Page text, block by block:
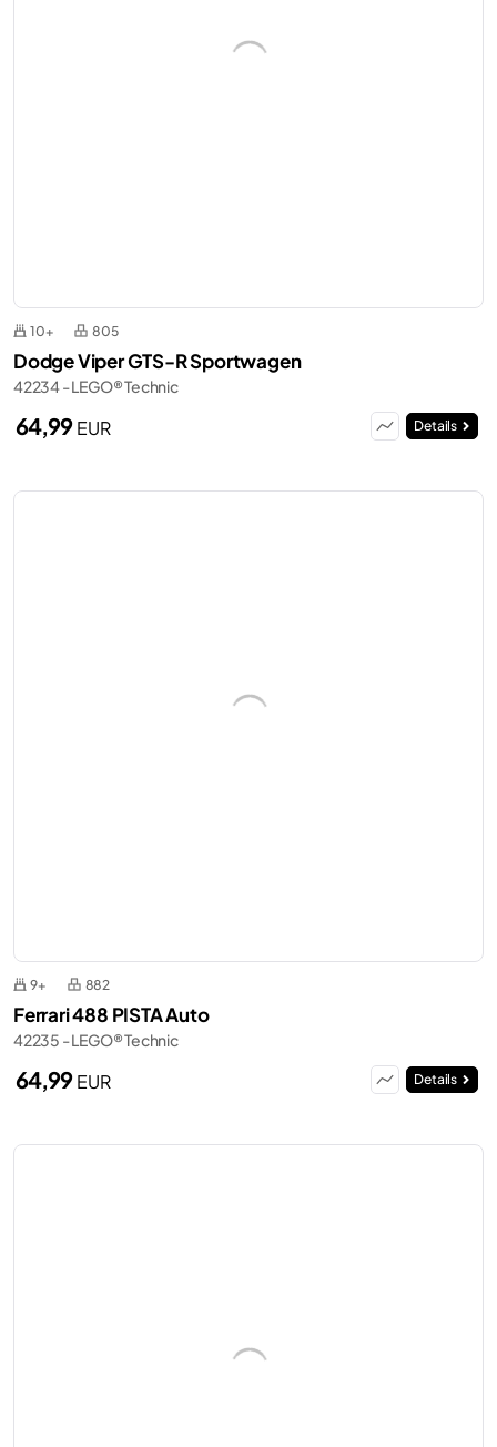
10+ 805
Dodge Viper GTS-R Sportwagen
42234 - LEGO® Technic
64,99EUR Details
9+ 882
Ferrari 488 PISTA Auto
42235 - LEGO® Technic
64,99EUR Details